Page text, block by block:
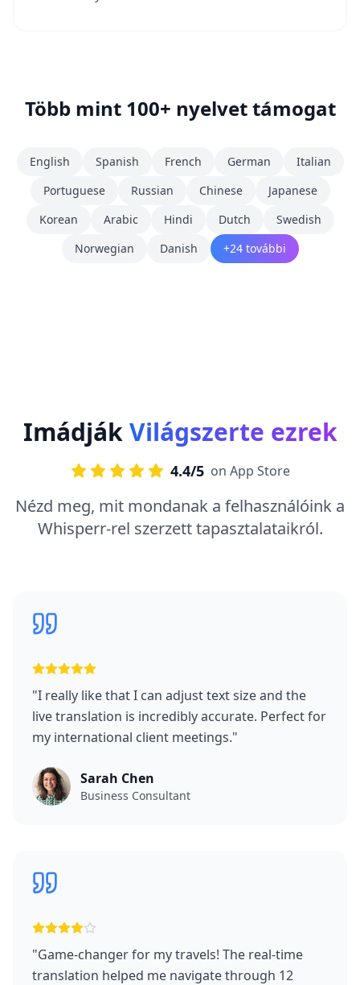
Több mint 100+ nyelvet támogat
English Spanish French German
Italian
Portuguese
Russian Chinese
Japanese
Korean
Arabic Hindi Dutch
Swedish
Norwegian
Danish +24 további
Imádják Világszerte ezrek
4.4/5 on App Store
Nézd meg, mit mondanak a felhasználóink a
Whisperr-rel szerzett tapasztalataikról.
"I really like that I can adjust text size and the
live translation is incredibly accurate. Perfect for
my international client meetings."
Sarah Chen
Business Consultant
"Game-changer for my travels! The real-time
translation helped me navigate through 12